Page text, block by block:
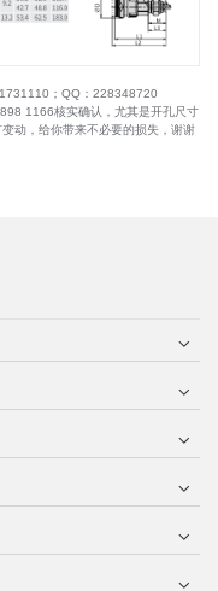
；QQ：228348720
1166核实确认，尤其是开孔尺寸
动，给你带来不必要的损失，谢谢